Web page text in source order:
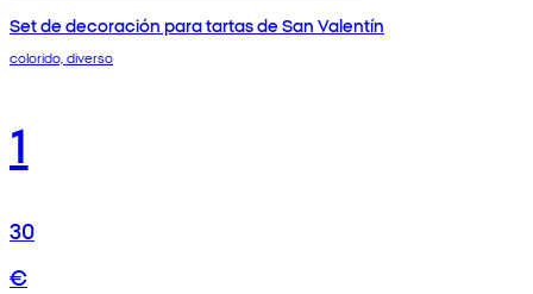
Set de decoración para tartas de San Valentín
colorido, diverso
1
30
€